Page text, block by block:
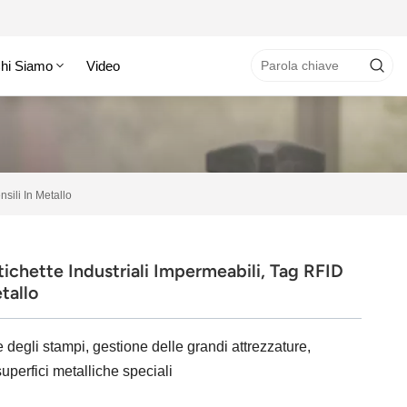
Siamo Video
In Metallo
Industriali Impermeabili, Tag RFID
stampi, gestione delle grandi attrezzature,
metalliche speciali